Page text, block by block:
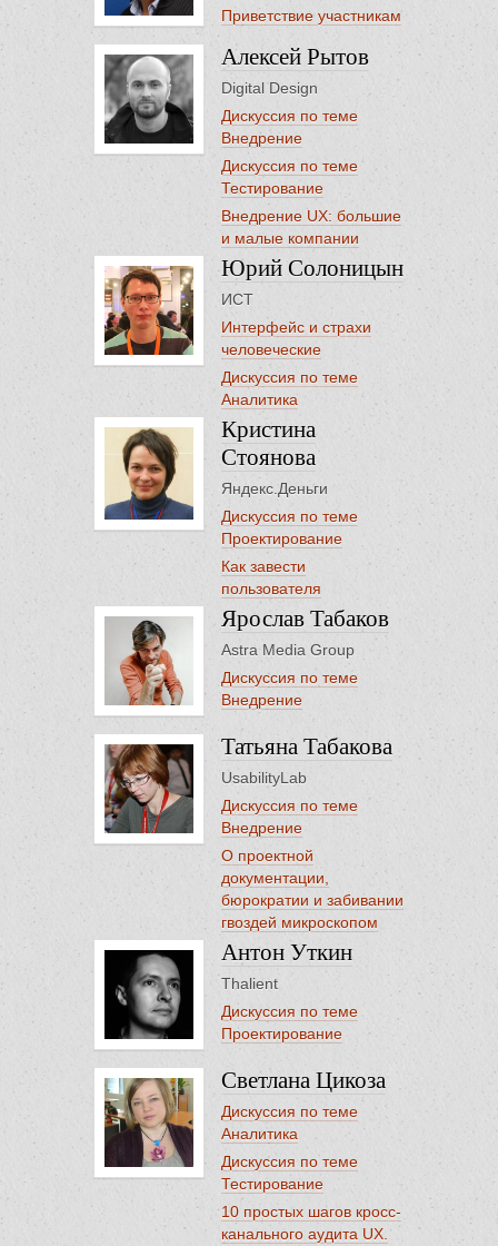
Приветствие участникам
Алексей Рытов
Digital Design
Дискуссия по теме
Внедрение
Дискуссия по теме
Тестирование
Внедрение UX: большие
и малые компании
Юрий Солоницын
ИСТ
Интерфейс и страхи
человеческие
Дискуссия по теме
Аналитика
Кристина
Стоянова
Яндекс.Деньги
Дискуссия по теме
Проектирование
Как завести
пользователя
Ярослав Табаков
Astra Media Group
Дискуссия по теме
Внедрение
Татьяна Табакова
UsabilityLab
Дискуссия по теме
Внедрение
О проектной
документации,
бюрократии и забивании
гвоздей микроскопом
Антон Уткин
Thalient
Дискуссия по теме
Проектирование
Светлана Цикоза
Дискуссия по теме
Аналитика
Дискуссия по теме
Тестирование
10 простых шагов кросс-
канального аудита UX.